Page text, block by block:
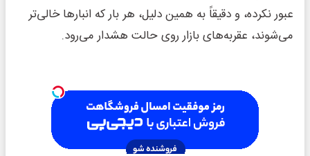
عبور نکرده، و دقیقاً به همین دلیل، هر بار که انبارها خالی‌تر
می‌شوند، عقربه‌های بازار روی حالت هشدار می‌رود.